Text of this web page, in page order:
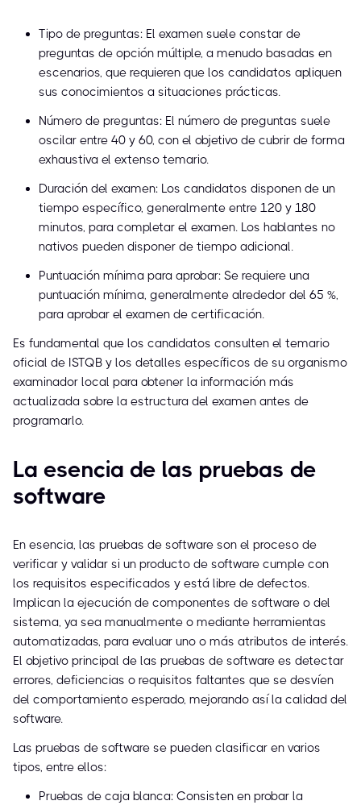
Tipo de preguntas: El examen suele constar de
preguntas de opción múltiple, a menudo basadas en
escenarios, que requieren que los candidatos apliquen
sus conocimientos a situaciones prácticas.
Número de preguntas: El número de preguntas suele
oscilar entre 40 y 60, con el objetivo de cubrir de forma
exhaustiva el extenso temario.
Duración del examen: Los candidatos disponen de un
tiempo específico, generalmente entre 120 y 180
minutos, para completar el examen. Los hablantes no
nativos pueden disponer de tiempo adicional.
Puntuación mínima para aprobar: Se requiere una
puntuación mínima, generalmente alrededor del 65 %,
para aprobar el examen de certificación.
Es fundamental que los candidatos consulten el temario
oficial de ISTQB y los detalles específicos de su organismo
examinador local para obtener la información más
actualizada sobre la estructura del examen antes de
programarlo.
La esencia de las pruebas de
software
En esencia, las pruebas de software son el proceso de
verificar y validar si un producto de software cumple con
los requisitos especificados y está libre de defectos.
Implican la ejecución de componentes de software o del
sistema, ya sea manualmente o mediante herramientas
automatizadas, para evaluar uno o más atributos de interés.
El objetivo principal de las pruebas de software es detectar
errores, deficiencias o requisitos faltantes que se desvíen
del comportamiento esperado, mejorando así la calidad del
software.
Las pruebas de software se pueden clasificar en varios
tipos, entre ellos:
Pruebas de caja blanca: Consisten en probar la